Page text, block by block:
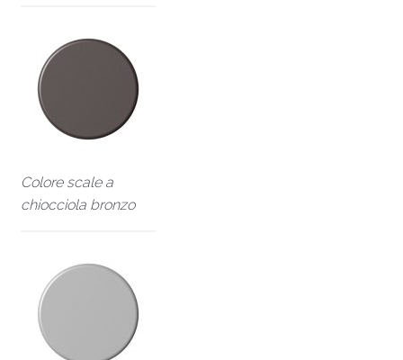
Colore scale a
chiocciola bronzo